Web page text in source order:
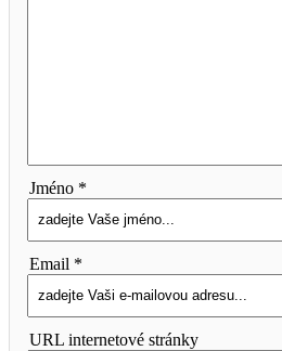
Jméno *
Email *
URL internetové stránky